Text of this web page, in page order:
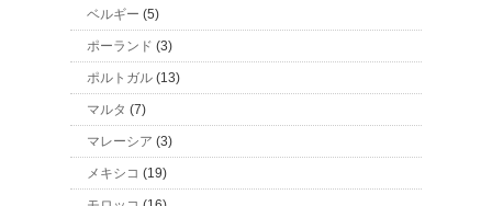
ベルギー (5)
ポーランド (3)
ポルトガル (13)
マルタ (7)
マレーシア (3)
メキシコ (19)